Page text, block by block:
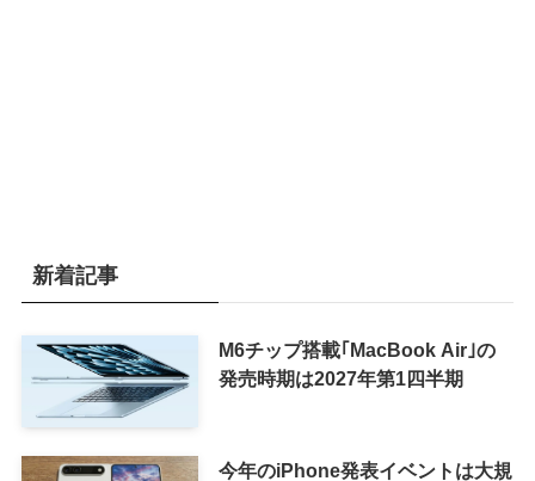
新着記事
M6チップ搭載｢MacBook Air｣の
発売時期は2027年第1四半期
今年のiPhone発表イベントは大規